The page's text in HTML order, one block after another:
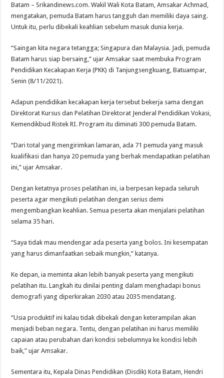
Batam – Srikandinews.com. Wakil Wali Kota Batam, Amsakar Achmad,
mengatakan, pemuda Batam harus tangguh dan memiliki daya saing.
Untuk itu, perlu dibekali keahlian sebelum masuk dunia kerja.
“Saingan kita negara tetangga; Singapura dan Malaysia. Jadi, pemuda
Batam harus siap bersaing,” ujar Amsakar saat membuka Program
Pendidikan Kecakapan Kerja (PKK) di Tanjungsengkuang, Batuampar,
Senin (8/11/2021).
Adapun pendidikan kecakapan kerja tersebut bekerja sama dengan
Direktorat Kursus dan Pelatihan Direktorat Jenderal Pendidikan Vokasi,
Kemendikbud Ristek RI. Program itu diminati 300 pemuda Batam.
“Dari total yang mengirimkan lamaran, ada 71 pemuda yang masuk
kualifikasi dan hanya 20 pemuda yang berhak mendapatkan pelatihan
ini,” ujar Amsakar.
Dengan ketatnya proses pelatihan ini, ia berpesan kepada seluruh
peserta agar mengikuti pelatihan dengan serius demi
mengembangkan keahlian. Semua peserta akan menjalani pelatihan
selama 35 hari.
“Saya tidak mau mendengar ada peserta yang bolos. Ini kesempatan
yang harus dimanfaatkan sebaik mungkin,” katanya.
Ke depan, ia meminta akan lebih banyak peserta yang mengikuti
pelatihan itu. Langkah itu dinilai penting dalam menghadapi bonus
demografi yang diperkirakan 2030 atau 2035 mendatang.
“Usia produktif ini kalau tidak dibekali dengan keterampilan akan
menjadi beban negara. Tentu, dengan pelatihan ini harus memiliki
capaian atau perubahan dari kondisi sebelumnya ke kondisi lebih
baik,” ujar Amsakar.
Sementara itu, Kepala Dinas Pendidikan (Disdik) Kota Batam, Hendri